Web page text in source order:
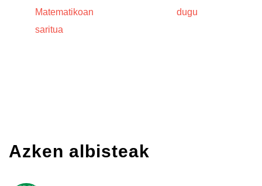
Matematikoan
saritua
dugu
Azken albisteak